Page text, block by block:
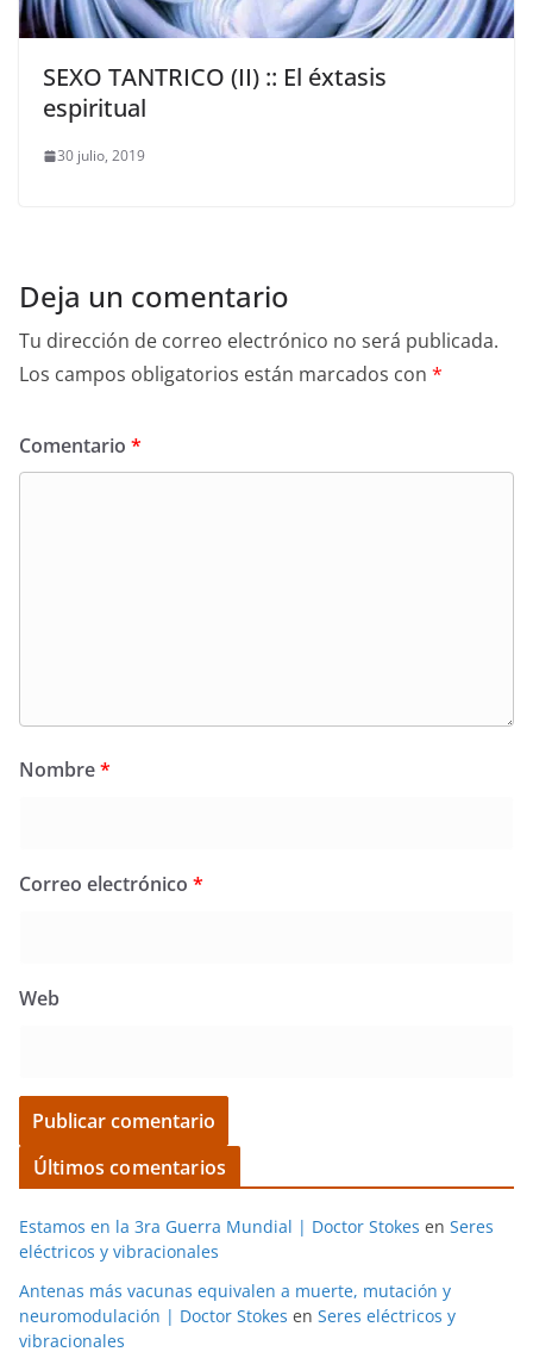
SEXO TANTRICO (II) :: El éxtasis
espiritual
30 julio, 2019
Deja un comentario
Tu dirección de correo electrónico no será publicada.
Los campos obligatorios están marcados con *
Comentario *
Nombre*
Correo electrónico *
Web
Últimos comentarios
Estamos en la 3ra Guerra Mundial | Doctor Stokes en Seres
eléctricos y vibracionales
Antenas más vacunas equivalen a muerte, mutación y
neuromodulación | Doctor Stokes en Seres eléctricos y
vibracionales